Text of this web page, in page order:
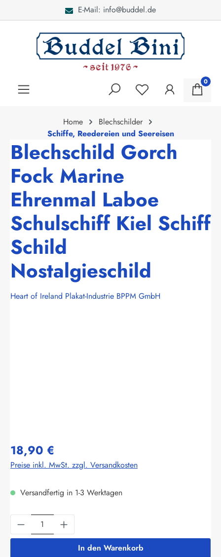
E-Mail: info@buddel.de
0
Home
Blechschilder
Schiffe, Reedereien und Seereisen
Blechschild Gorch
Fock Marine
Ehrenmal Laboe
Schulschiff Kiel Schiff
Schild
Nostalgieschild
Heart of Ireland Plakat-Industrie BPPM GmbH
18,90 €
Preise inkl. MwSt. zzgl. Versandkosten
Versandfertig in 1-3 Werktagen
Produkt Anzahl: Gib den gewünschten
In den Warenkorb